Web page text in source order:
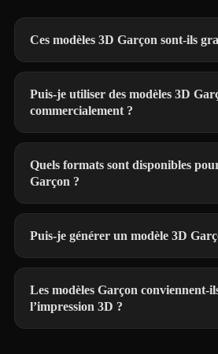
Ces modèles 3D Garçon sont-ils
Puis-je utiliser des modèles 3D
commercialement ?
Quels formats sont disponibles
Garçon ?
Puis-je générer un modèle 3D
Les modèles Garçon conviennent-
l’impression 3D ?